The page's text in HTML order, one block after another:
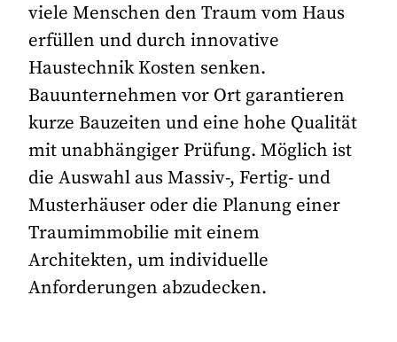
viele Menschen den Traum vom Haus
erfüllen und durch innovative
Haustechnik Kosten senken.
Bauunternehmen vor Ort garantieren
kurze Bauzeiten und eine hohe Qualität
mit unabhängiger Prüfung. Möglich ist
die Auswahl aus Massiv-, Fertig- und
Musterhäuser oder die Planung einer
Traumimmobilie mit einem
Architekten, um individuelle
Anforderungen abzudecken.